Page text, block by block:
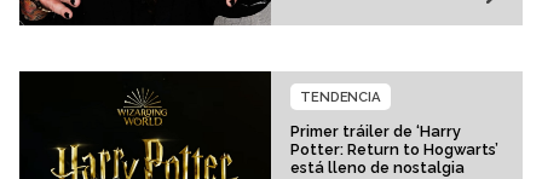
Primer tráiler de ‘Harry
Potter: Return to Hogwarts’
está lleno de nostalgia
TENDENCIA